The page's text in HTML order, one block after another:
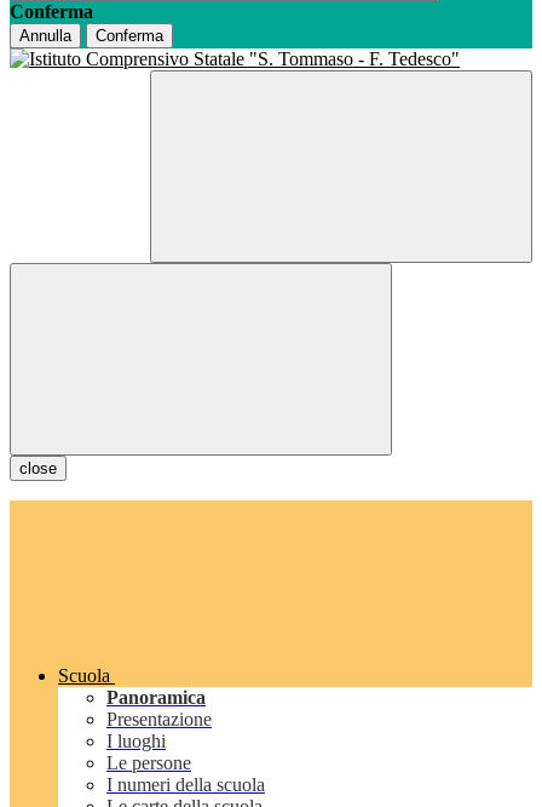
Conferma
Annulla Conferma
close
Scuola
Panoramica
Presentazione
I luoghi
Le persone
I numeri della scuola